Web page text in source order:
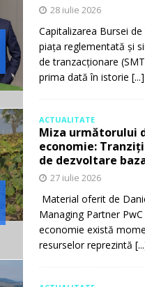
28 iulie 2026
Capitalizarea Bursei
piața reglementată și
de tranzacționare
prima dată în istorie [...]
ACTUALITATE
Miza următorului
economie:
de dezvoltare
27 iulie 2026
Material oferit de
Managing Partner
economie există
resurselor reprezintă